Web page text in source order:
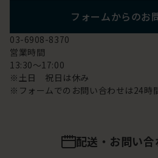
フォームからのお
03-6908-8370
営業時間
13:30～17:00
※土日 祝日は休み
※フォームでのお問い合わせは24時
配送・お問い合